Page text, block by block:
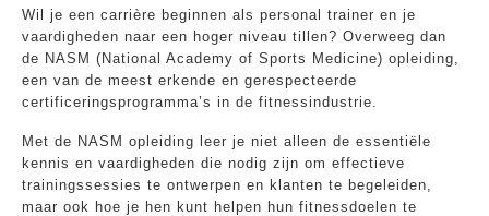
Wil je een carrière beginnen als personal trainer en je
vaardigheden naar een hoger niveau tillen? Overweeg dan
de NASM (National Academy of Sports Medicine) opleiding,
een van de meest erkende en gerespecteerde
certificeringsprogramma’s in de fitnessindustrie.
Met de NASM opleiding leer je niet alleen de essentiële
kennis en vaardigheden die nodig zijn om effectieve
trainingssessies te ontwerpen en klanten te begeleiden,
maar ook hoe je hen kunt helpen hun fitnessdoelen te